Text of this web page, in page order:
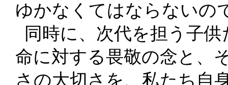
ゆかなくてはならないの
同時に、次代を担う子
命に対する畏敬の念と、
さの大切さを、私たち自